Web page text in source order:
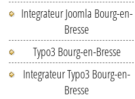
Integrateur Joomla Bourg-en-
Bresse
Typo3 Bourg-en-Bresse
Integrateur Typo3 Bourg-en-
Bresse